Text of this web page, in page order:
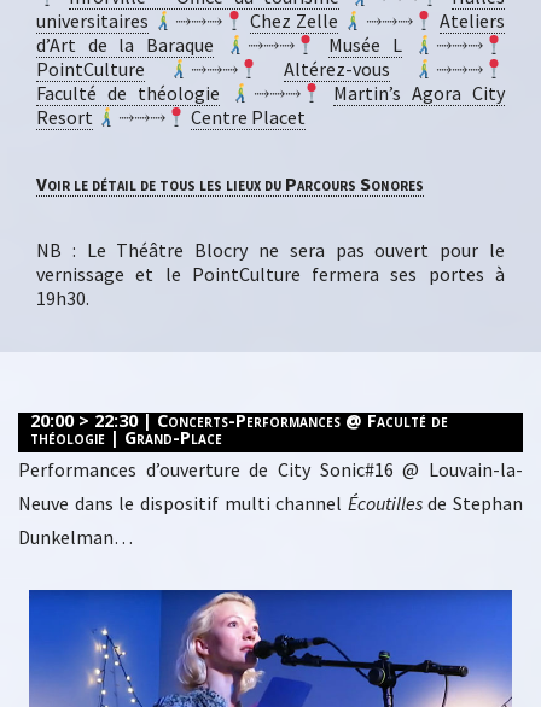
universitaires
⤑⤑⤑ Chez Zelle ⤑⤑⤑
Ateliers
d’Art de la Baraque
⤑⤑⤑ Musée L
⤑⤑⤑
PointCulture
⤑⤑⤑ Altérez-vous
⤑⤑⤑
Faculté de théologie
⤑⤑⤑
Martin’s Agora City
Resort
⤑⤑⤑ Centre Placet
Voir le détail de tous les lieux du Parcours Sonores
NB : Le Théâtre Blocry ne sera pas ouvert pour le
vernissage et le PointCulture fermera ses portes à
19h30.
20:00 > 22:30 | Concerts-Performances @ Faculté de
théologie | Grand-Place
Performances d’ouverture de City Sonic#16 @ Louvain-la-
Neuve dans le dispositif multi channel Écoutillesde Stephan
Dunkelman…